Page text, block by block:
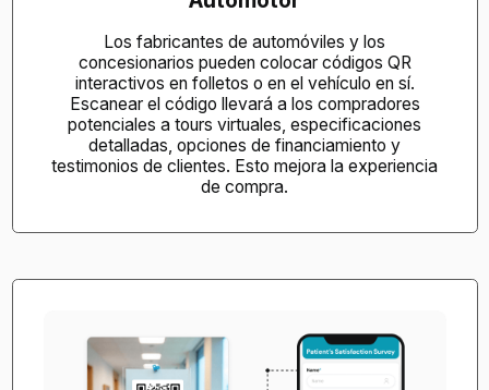
Los fabricantes de automóviles y los
concesionarios pueden colocar códigos QR
interactivos en folletos o en el vehículo en sí.
Escanear el código llevará a los compradores
potenciales a tours virtuales, especificaciones
detalladas, opciones de financiamiento y
testimonios de clientes. Esto mejora la experiencia
de compra.